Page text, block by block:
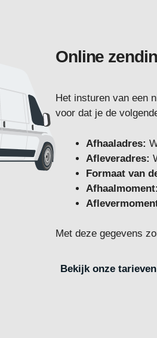
Online
Het insturen van een
voor dat je de
Afhaaladres:
Afleveradres:
Formaat van
Afhaalmoment:
Met deze gegevens
Bekijk onze tarieven